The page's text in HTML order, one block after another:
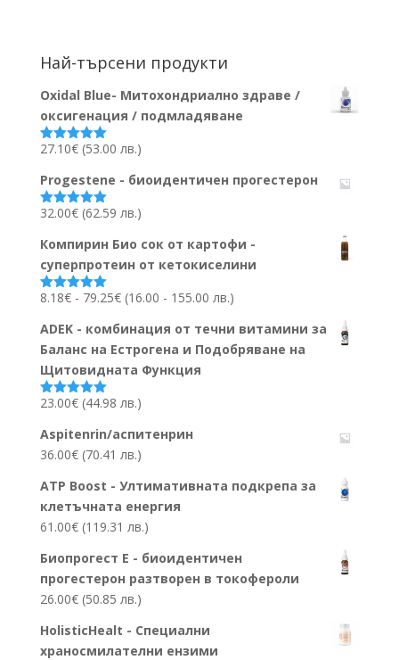
Най-търсени продукти
Oxidal Blue- Митохондриално здраве /
оксигенация / подмладяване
Оценено на
27.10€ (53.00 лв.)
Progestene - биоидентичен прогестерон
Оценено на
32.00€ (62.59 лв.)
Компирин Био сок от картофи -
суперпротеин от кетокиселини
Оценено на
8.18€ - 79.25€Ценови
8.18€
до
79.25€
(16.00 - 155.00 лв.)
ADEK - комбинация от течни витамини за
Баланс на Естрогена и Подобряване на
Щитовидната Функция
Оценено на
23.00€ (44.98 лв.)
Aspitenrin/аспитенрин
36.00€ (70.41 лв.)
ATP Boost - Ултимативната подкрепа за
клетъчната енергия
61.00€ (119.31 лв.)
Биопрогест Е - биоидентичен
прогестерон разтворен в токофероли
26.00€ (50.85 лв.)
HolisticHealt - Специални
храносмилателни ензими